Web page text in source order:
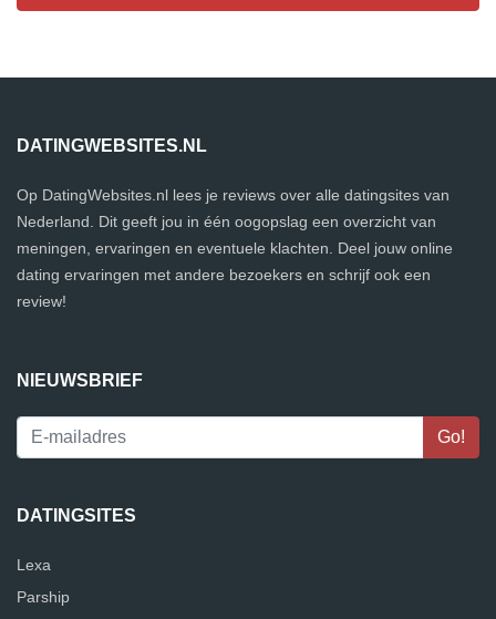
DATINGWEBSITES.NL
Op DatingWebsites.nl lees je reviews over alle datingsites van
Nederland. Dit geeft jou in één oogopslag een overzicht van
meningen, ervaringen en eventuele klachten. Deel jouw online
dating ervaringen met andere bezoekers en schrijf ook een
review!
NIEUWSBRIEF
DATINGSITES
Lexa
Parship